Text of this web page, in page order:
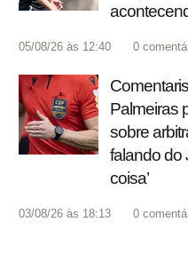
05/08/26 às 12:40 0
Palmeiras
sobre
falando do
coisa’
03/08/26 às 18:13 0